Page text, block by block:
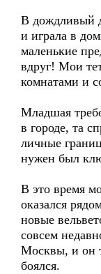
В дождливый
и играла в
маленькие
вдруг! Мои
комнатами и
Младшая
в городе, та
личные
нужен был
В это время
оказался
новые
совсем
Москвы, и он
боялся.